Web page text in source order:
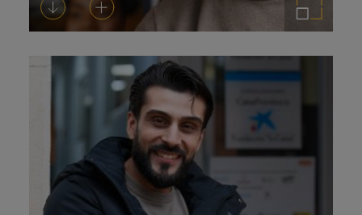
DescargarAñadir al carrito Ampliar imagen